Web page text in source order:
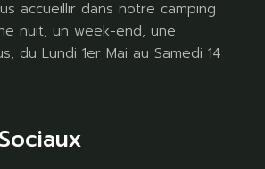
accueillir dans notre camping
nuit, un week-end, une
du Lundi 1er Mai au Samedi 14